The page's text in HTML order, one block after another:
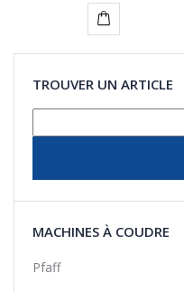
Ajouter
au
panier
TROUVER UN ARTICLE
MACHINES À COUDRE
Pfaff